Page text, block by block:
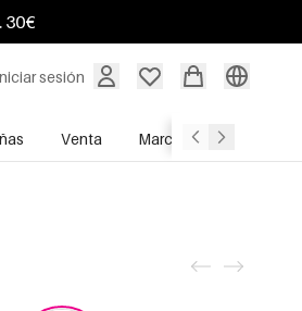
30€
sesión
Venta Marcas